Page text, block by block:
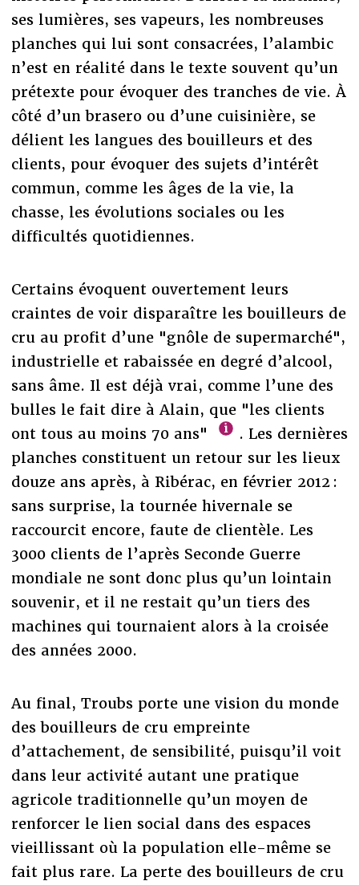
ses lumières, ses vapeurs, les nombreuses
planches qui lui sont consacrées, l’alambic
n’est en réalité dans le texte souvent qu’un
prétexte pour évoquer des tranches de vie. À
côté d’un brasero ou d’une cuisinière, se
délient les langues des bouilleurs et des
clients, pour évoquer des sujets d’intérêt
commun, comme les âges de la vie, la
chasse, les évolutions sociales ou les
difficultés quotidiennes.
Certains évoquent ouvertement leurs
craintes de voir disparaître les bouilleurs de
cru au profit d’une "gnôle de supermarché",
industrielle et rabaissée en degré d’alcool,
sans âme. Il est déjà vrai, comme l’une des
bulles le fait dire à Alain, que "les clients
ont tous au moins 70 ans"
. Les dernières
planches constituent un retour sur les lieux
douze ans après, à Ribérac, en février 2012 :
sans surprise, la tournée hivernale se
raccourcit encore, faute de clientèle. Les
3000 clients de l’après Seconde Guerre
mondiale ne sont donc plus qu’un lointain
souvenir, et il ne restait qu’un tiers des
machines qui tournaient alors à la croisée
des années 2000.
Au final, Troubs porte une vision du monde
des bouilleurs de cru empreinte
d’attachement, de sensibilité, puisqu’il voit
dans leur activité autant une pratique
agricole traditionnelle qu’un moyen de
renforcer le lien social dans des espaces
vieillissant où la population elle-même se
fait plus rare. La perte des bouilleurs de cru